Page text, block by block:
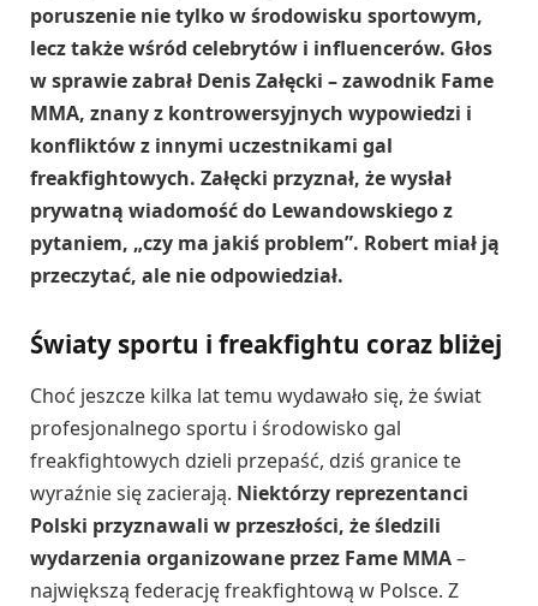
poruszenie nie tylko w środowisku sportowym,
lecz także wśród celebrytów i influencerów. Głos
w sprawie zabrał Denis Załęcki – zawodnik Fame
MMA, znany z kontrowersyjnych wypowiedzi i
konfliktów z innymi uczestnikami gal
freakfightowych. Załęcki przyznał, że wysłał
prywatną wiadomość do Lewandowskiego z
pytaniem, „czy ma jakiś problem”. Robert miał ją
przeczytać, ale nie odpowiedział.
Światy sportu i freakfightu coraz bliżej
Choć jeszcze kilka lat temu wydawało się, że świat
profesjonalnego sportu i środowisko gal
freakfightowych dzieli przepaść, dziś granice te
wyraźnie się zacierają. Niektórzy reprezentanci
Polski przyznawali w przeszłości, że śledzili
wydarzenia organizowane przez Fame MMA–
największą federację freakfightową w Polsce. Z